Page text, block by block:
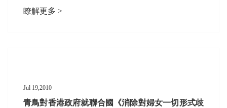
瞭解更多 >
Jul 19,2010
青鳥對香港政府就聯合國《消除對婦女一切形式歧